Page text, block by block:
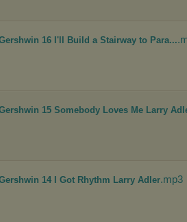
16 I'll Build a Stairway to Para...
15 Somebody Loves Me Larry
14 I Got Rhythm Larry Adler.mp3